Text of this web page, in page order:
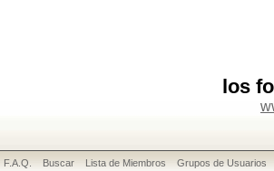
los
F.A.Q. Buscar Lista de Miembros Grupos de Usuarios